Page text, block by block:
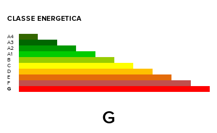
CLASSE ENERGETICA
A4
A3
A2
A1
B
C
D
E
F
G
G